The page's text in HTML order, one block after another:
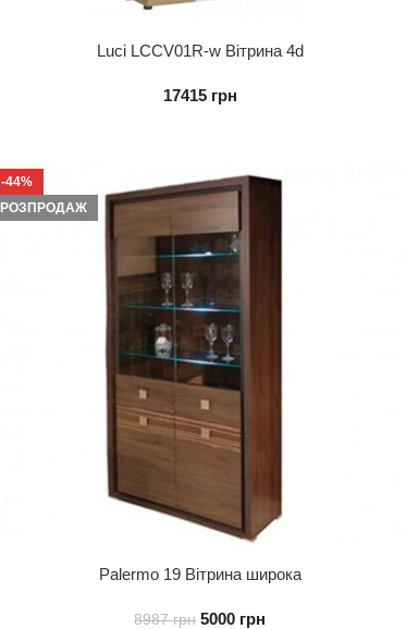
Luci LCCV01R-w Вітрина 4d
17415 грн
-44%
РОЗПРОДАЖ
Palermo 19 Вітрина широка
8987грн 5000 грн